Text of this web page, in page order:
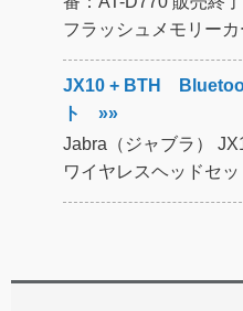
フラッシュメモリーカ
JX10 + BTH
ト »»
Jabra（ジャブラ）
ワイヤレスヘッド